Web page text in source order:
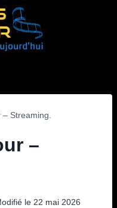
Streaming.
–
le 22 mai 2026